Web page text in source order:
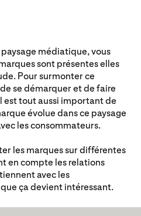
médiatique, vous
sont présentes elles
Pour surmonter ce
se démarquer et de faire
est tout aussi important de
évolue dans ce paysage
les consommateurs.
les marques sur différentes
en compte les relations
avec les
ça devient intéressant.